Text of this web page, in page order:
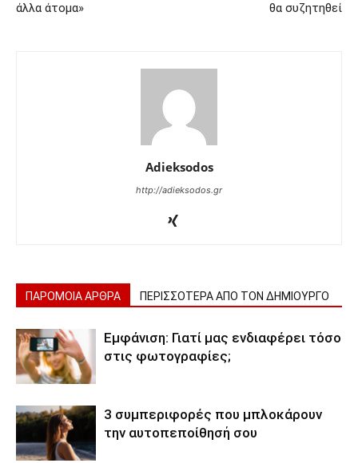
άλλα άτομα»
θα συζητηθεί
Adieksodos
http://adieksodos.gr
ΠΑΡΟΜΟΙΑ ΑΡΘΡΑ ΠΕΡΙΣΣΟΤΕΡΑ ΑΠΟ ΤΟΝ ΔΗΜΙΟΥΡΓΟ
Εμφάνιση: Γιατί μας ενδιαφέρει τόσο
στις φωτογραφίες;
3 συμπεριφορές που μπλοκάρουν
την αυτοπεποίθησή σου